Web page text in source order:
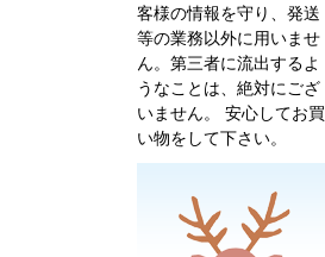
客様の情報を守り、発送
等の業務以外に用いませ
ん。第三者に流出するよ
うなことは、絶対にござ
いません。 安心してお買
い物をして下さい。